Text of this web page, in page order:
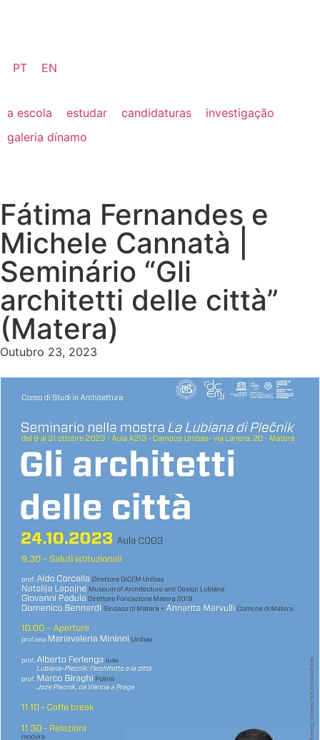
PT EN
a escola estudar candidaturas
investigação
galeria dínamo
Fátima Fernandes e
Michele Cannatà |
Seminário “Gli
architetti delle città”
(Matera)
Outubro 23, 2023